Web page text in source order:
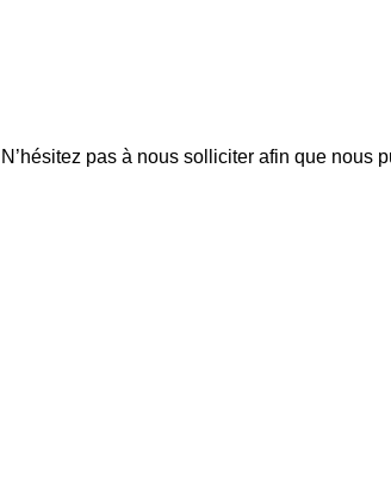
N’hésitez pas à nous solliciter afin que nous